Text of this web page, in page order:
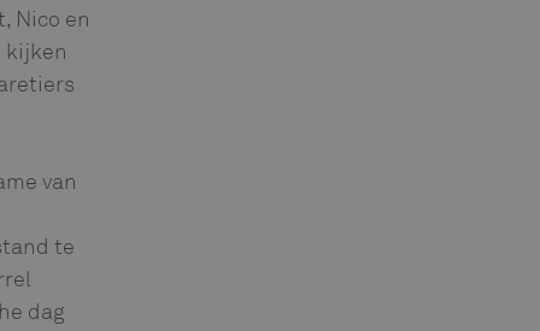
Nico en
kijken
van
te
dag